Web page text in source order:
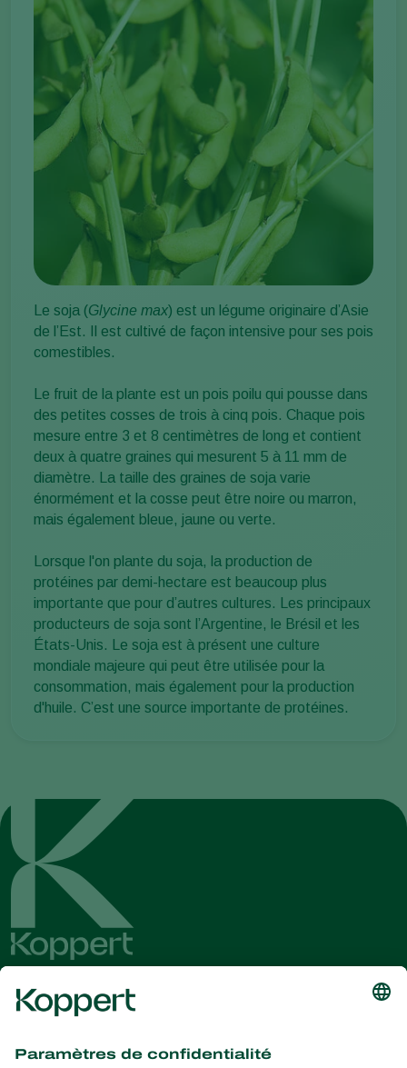
Le soja (Glycine max) est un légume originaire d’Asie
de l’Est. Il est cultivé de façon intensive pour ses pois
comestibles.
Le fruit de la plante est un pois poilu qui pousse dans
des petites cosses de trois à cinq pois. Chaque pois
mesure entre 3 et 8 centimètres de long et contient
deux à quatre graines qui mesurent 5 à 11 mm de
diamètre. La taille des graines de soja varie
énormément et la cosse peut être noire ou marron,
mais également bleue, jaune ou verte.
Lorsque l'on plante du soja, la production de
protéines par demi-hectare est beaucoup plus
importante que pour d’autres cultures. Les principaux
producteurs de soja sont l’Argentine, le Brésil et les
États-Unis. Le soja est à présent une culture
mondiale majeure qui peut être utilisée pour la
consommation, mais également pour la production
d'huile. C’est une source importante de protéines.
nouvelles et informations